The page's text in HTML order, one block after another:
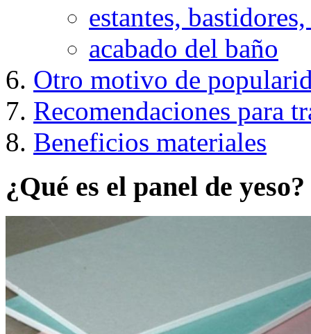
estantes,
acabado del baño
Otro motivo de
Recomendaciones para
Beneficios materiales
¿Qué es el panel de yeso?